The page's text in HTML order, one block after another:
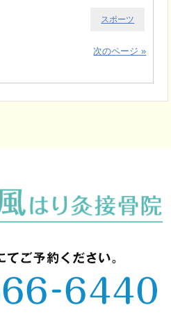
スポーツ
次のページ »